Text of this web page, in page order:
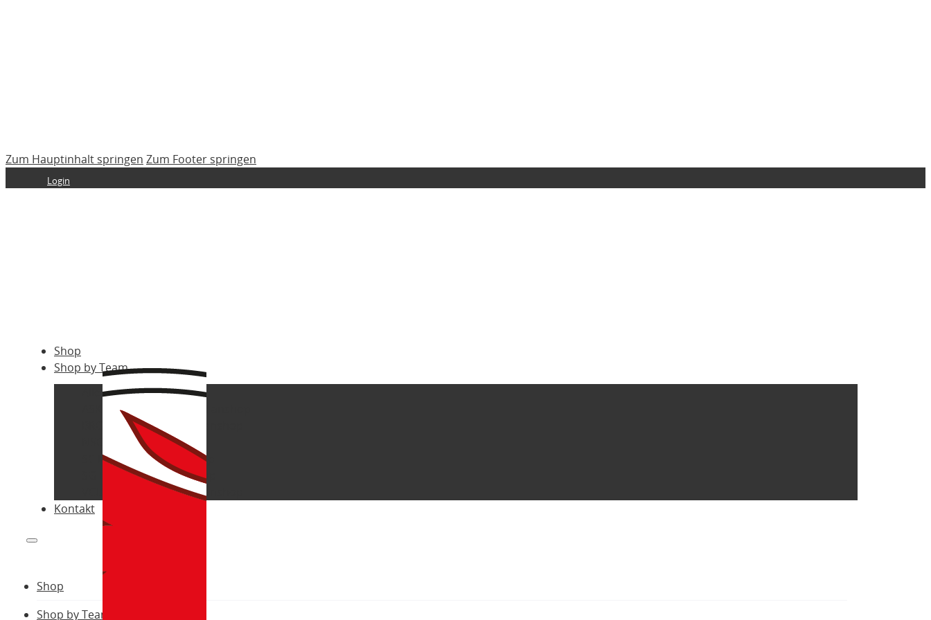
Zum Hauptinhalt springen Zum Footer springen
Login
Shop
Shop by Team
Alle Vereine
ASK Bad Fischau-Brunn Fanshop
BRG Gröhrmühlgasse Fanshop
NSG Steinfeld Fanshop
SC Lichtenwörth Fanshop
SG Bucklige Welt Fanshop
VCU Wiener Neustadt Fanshop
Kontakt
Shop
Shop by Team